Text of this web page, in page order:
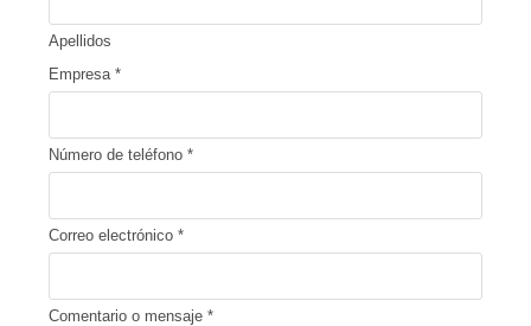
Apellidos
Empresa*
Número de teléfono*
Correo electrónico*
Comentario o mensaje*